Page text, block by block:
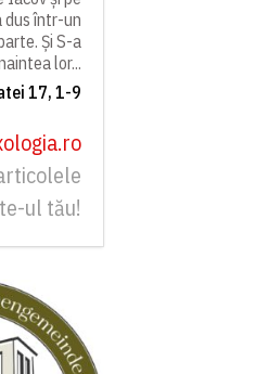
dus într-un
Și S-a
lor...
17, 1-9
ul tău!